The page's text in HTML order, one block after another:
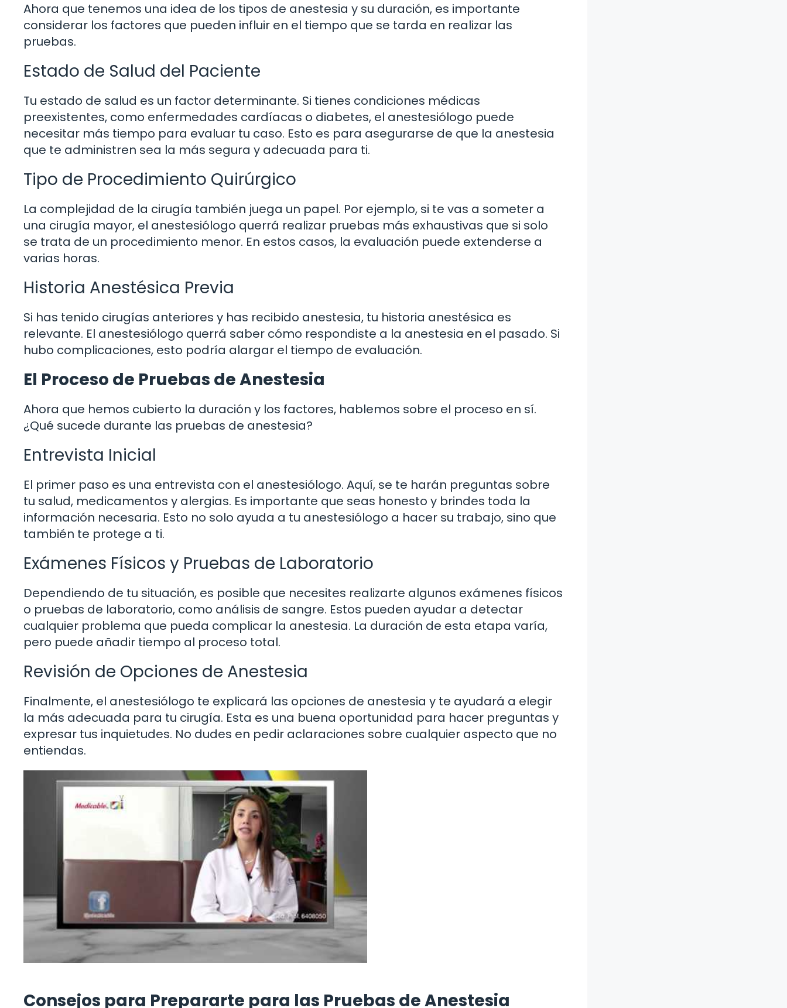
Ahora que tenemos una idea de los tipos de anestesia y su duración, es importante
considerar los factores que pueden influir en el tiempo que se tarda en realizar las
pruebas.
Estado de Salud del Paciente
Tu estado de salud es un factor determinante. Si tienes condiciones médicas
preexistentes, como enfermedades cardíacas o diabetes, el anestesiólogo puede
necesitar más tiempo para evaluar tu caso. Esto es para asegurarse de que la anestesia
que te administren sea la más segura y adecuada para ti.
Tipo de Procedimiento Quirúrgico
La complejidad de la cirugía también juega un papel. Por ejemplo, si te vas a someter a
una cirugía mayor, el anestesiólogo querrá realizar pruebas más exhaustivas que si solo
se trata de un procedimiento menor. En estos casos, la evaluación puede extenderse a
varias horas.
Historia Anestésica Previa
Si has tenido cirugías anteriores y has recibido anestesia, tu historia anestésica es
relevante. El anestesiólogo querrá saber cómo respondiste a la anestesia en el pasado. Si
hubo complicaciones, esto podría alargar el tiempo de evaluación.
El Proceso de Pruebas de Anestesia
Ahora que hemos cubierto la duración y los factores, hablemos sobre el proceso en sí.
¿Qué sucede durante las pruebas de anestesia?
Entrevista Inicial
El primer paso es una entrevista con el anestesiólogo. Aquí, se te harán preguntas sobre
tu salud, medicamentos y alergias. Es importante que seas honesto y brindes toda la
información necesaria. Esto no solo ayuda a tu anestesiólogo a hacer su trabajo, sino que
también te protege a ti.
Exámenes Físicos y Pruebas de Laboratorio
Dependiendo de tu situación, es posible que necesites realizarte algunos exámenes físicos
o pruebas de laboratorio, como análisis de sangre. Estos pueden ayudar a detectar
cualquier problema que pueda complicar la anestesia. La duración de esta etapa varía,
pero puede añadir tiempo al proceso total.
Revisión de Opciones de Anestesia
Finalmente, el anestesiólogo te explicará las opciones de anestesia y te ayudará a elegir
la más adecuada para tu cirugía. Esta es una buena oportunidad para hacer preguntas y
expresar tus inquietudes. No dudes en pedir aclaraciones sobre cualquier aspecto que no
entiendas.
Consejos para Prepararte para las Pruebas de Anestesia